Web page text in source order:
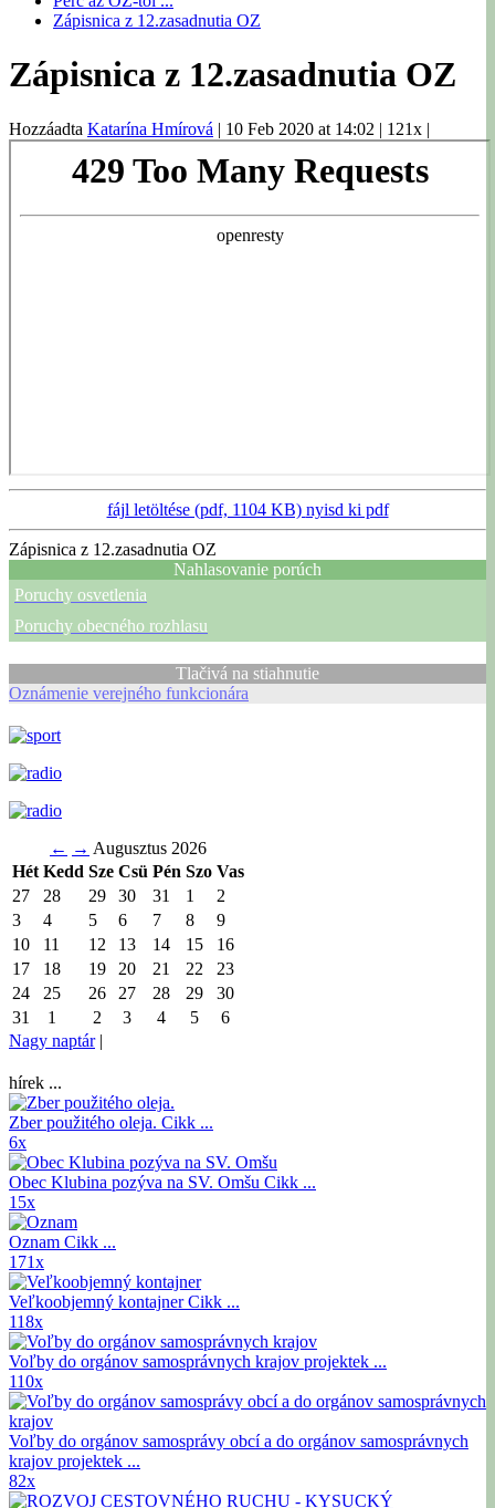
Zápisnica z 12.zasadnutia OZ
Zápisnica z 12.zasadnutia OZ
Hozzáadta Katarína Hmírová | 10 Feb 2020 at 14:02 | 121x |
fájl letöltése (pdf, 1104 KB) nyisd ki pdf
Zápisnica z 12.zasadnutia OZ
Nahlasovanie porúch
Poruchy osvetlenia
Poruchy obecného rozhlasu
Tlačivá na stiahnutie
Oznámenie verejného funkcionára
← → Augusztus 2026
Hét Kedd Sze Csü Pén Szo Vas
27
28 29 30 31 1
2
3
4 5 6 7 8
9
10
11 12 13 14 15
16
17
18 19 20 21 22
23
24
25 26 27 28 29
30
31
1 2 3 4 5
6
Nagy naptár|
hírek ...
Zber použitého oleja. Cikk ...
6x
Obec Klubina pozýva na SV. Omšu Cikk ...
15x
Oznam Cikk ...
171x
Veľkoobjemný kontajnerCikk ...
118x
Voľby do orgánov samosprávnych krajov projektek ...
110x
Voľby do orgánov samosprávy obcí a do orgánov samosprávnych
krajov projektek ...
82x